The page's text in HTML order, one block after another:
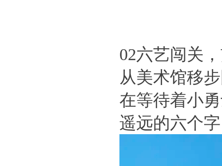
02六艺闯关
从美术馆移
在等待着小
遥远的六个